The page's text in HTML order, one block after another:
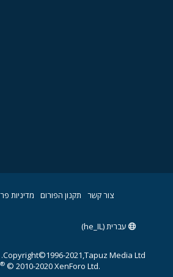
צור קשר תקנון הפורום מדיניות
עברית (he_IL)
Copyright©1996-2021,Tapuz Media Ltd.
® © 2010-2020 XenForo Ltd.